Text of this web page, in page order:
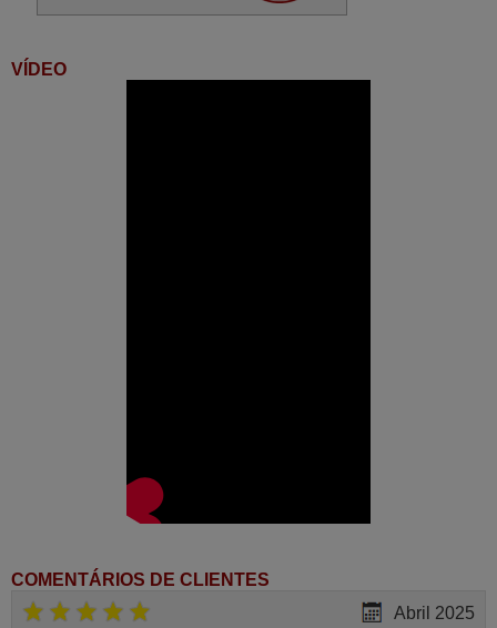
(75A7100F)
VÍDEO
COMENTÁRIOS DE CLIENTES
Abril 2025